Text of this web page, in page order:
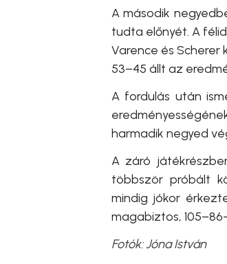
A második
tudta előnyét. A
Varence és
53–45 állt az
A fordulás után
harmadik negyed
A záró
többször próbált
mindig jókor
magabiztos,
Fotók: Jóna István